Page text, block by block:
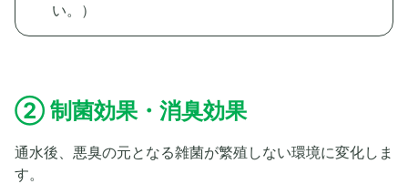
い。）
② 制菌効果・消臭効果
通水後、悪臭の元となる雑菌が繁殖しない環境に変化しま
す。